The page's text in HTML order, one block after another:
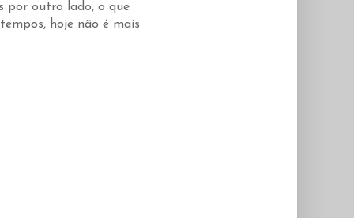
por outro lado, o que
hoje não é mais